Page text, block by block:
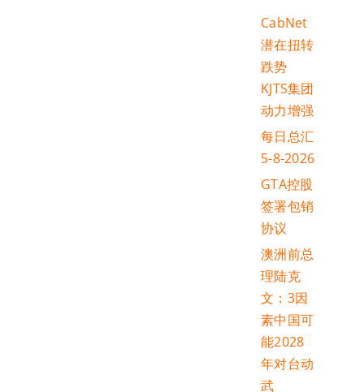
CabNet
潜在扭转
跌势
KJTS集团
动力增强
每日总汇
5-8-2026
GTA控股
签署包销
协议
澳洲前总
理陆克
文：3因
素中国可
能2028
年对台动
武